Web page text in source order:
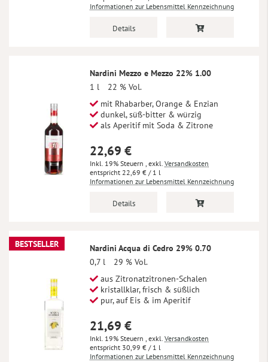
Informationen zur Lebensmittel Kennzeichnung
Details
Nardini Mezzo e Mezzo 22% 1.00
1 l
22 % Vol.
mit Rhabarber, Orange & Enzian
dunkel, süß-bitter & würzig
als Aperitif mit Soda & Zitrone
22,69 €
Inkl. 19% Steuern , exkl. Versandkosten
22,69 € / 1 l
Informationen zur Lebensmittel Kennzeichnung
Details
BESTSELLER
Nardini Acqua di Cedro 29% 0.70
0,7 l
29 % Vol.
aus Zitronatzitronen-Schalen
kristallklar, frisch & süßlich
pur, auf Eis & im Aperitif
21,69 €
Inkl. 19% Steuern , exkl. Versandkosten
30,99 € / 1 l
Informationen zur Lebensmittel Kennzeichnung